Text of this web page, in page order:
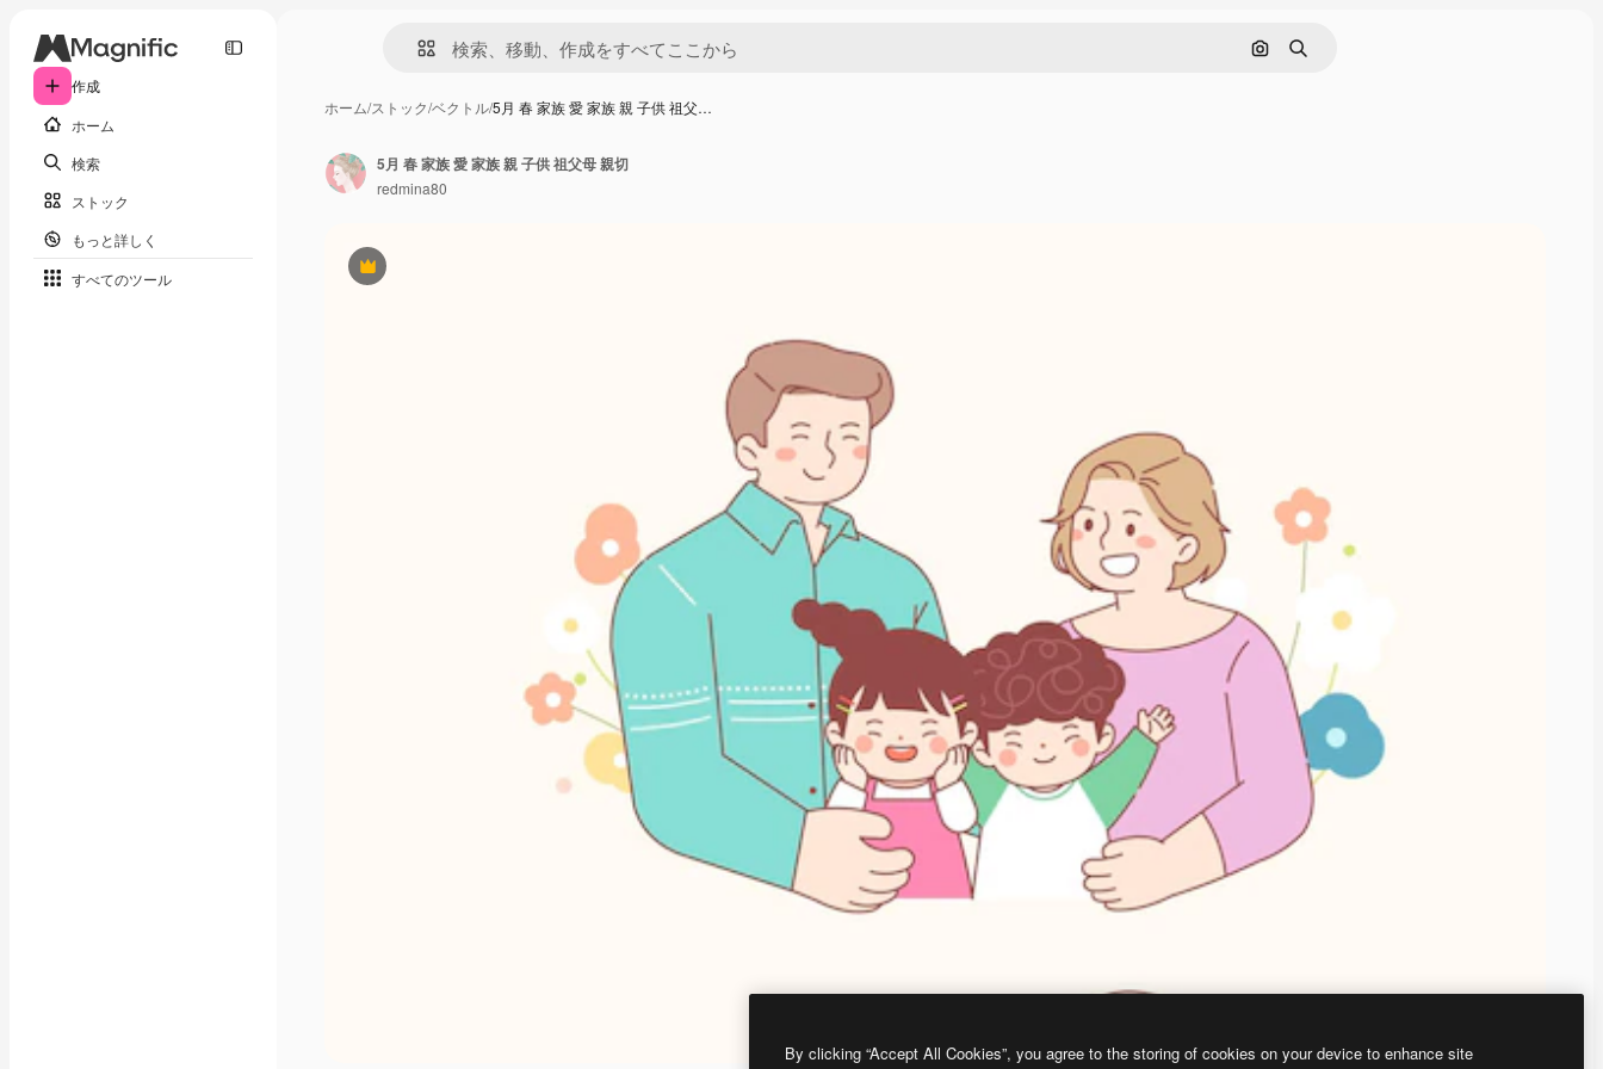
作成
ホーム
検索
ストック
もっと詳しく
すべてのツール
画像で検索
検索
ホーム/ストック/ベクトル/5月 春 家族 愛 家族 親 子供 祖父…
Premium
5月 春 家族 愛 家族 親 子供 祖父母 親切
redmina80
By clicking “Accept All Cookies”, you agree to the storing of cookies on your device to enhance site